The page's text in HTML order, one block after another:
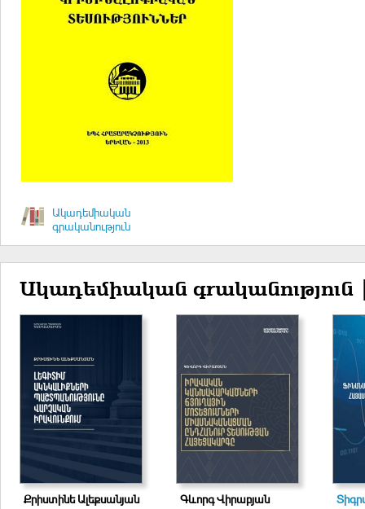
Ակադեմիական
գրականություն
Ակադեմիական
Քրիստինե Ալեքսանյան
Գևորգ Վիրաբյան